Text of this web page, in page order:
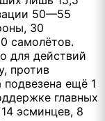
50—55
30
самолётов.
для действий
против
ещё 1
главных
эсминцев, 8